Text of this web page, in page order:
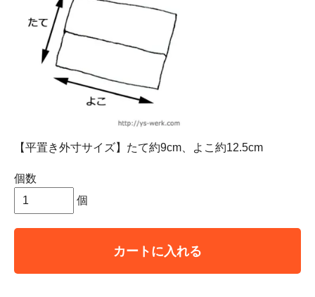
【平置き外寸サイズ】たて約9cm、よこ約12.5cm
個数
個
カートに入れる